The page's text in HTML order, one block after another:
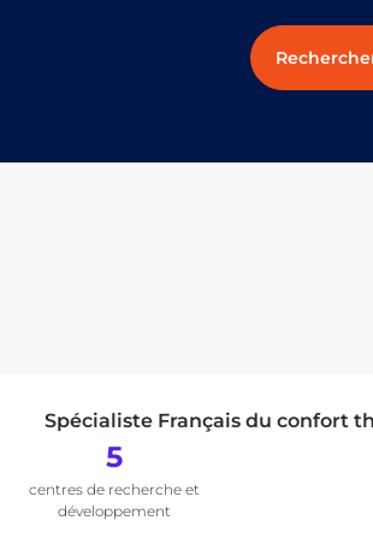
Spécialiste Français du confort
5
centres de recherche et
développement